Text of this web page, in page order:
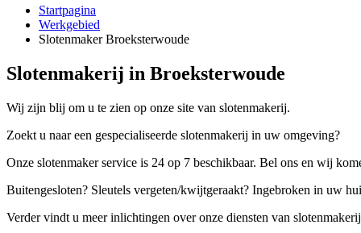
Startpagina
Werkgebied
Slotenmaker Broeksterwoude
Slotenmakerij in Broeksterwoude
Wij zijn blij om u te zien op onze site van slotenmakerij.
Zoekt u naar een gespecialiseerde slotenmakerij in uw omgeving?
Onze slotenmaker service is 24 op 7 beschikbaar. Bel ons en wij
Buitengesloten? Sleutels vergeten/kwijtgeraakt? Ingebroken in uw
Verder vindt u meer inlichtingen over onze diensten van